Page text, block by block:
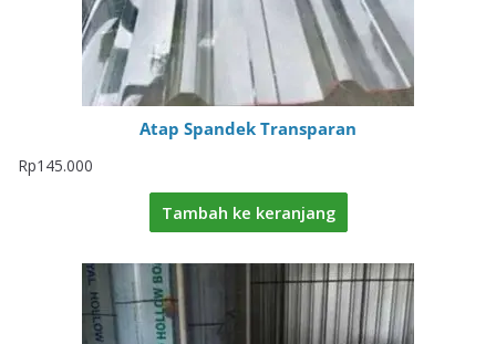
Atap Spandek Transparan
Rp145.000
Tambah ke keranjang